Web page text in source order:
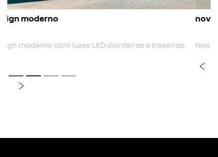
nova cor
Nova cor biton.
Rodas de liga leve 17"